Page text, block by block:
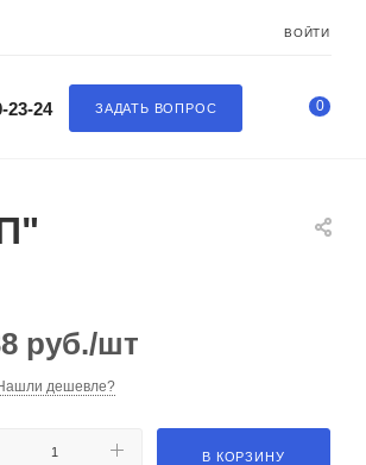
ВОЙТИ
ЗАДАТЬ ВОПРОС
23-24 0
руб./шт
дешевле?
В КОРЗИНУ